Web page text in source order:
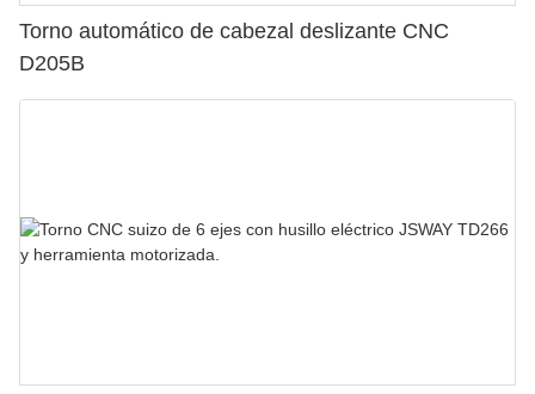
Torno automático de cabezal deslizante CNC
D205B